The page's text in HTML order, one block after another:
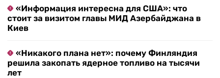
«Информация интересна для США»: что
стоит за визитом главы МИД Азербайджана в
Киев
«Никакого плана нет»: почему Финляндия
решила закопать ядерное топливо на тысячи
лет